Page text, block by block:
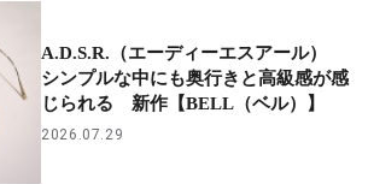
A.D.S.R.（エーディーエスアール）
シンプルな中にも奥行きと高級感が感
じられる 新作【BELL（ベル）】
2026.07.29